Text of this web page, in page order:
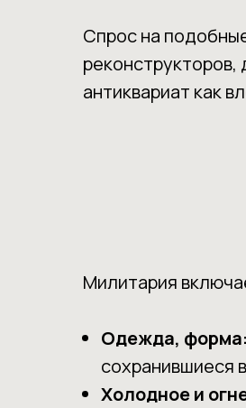
Спрос на
реконструкторов,
антиквариат как
Милитария
Одежда, форма:
сохранившиеся
Холодное и